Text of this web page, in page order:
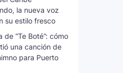
la nueva voz
su estilo fresco
de “Te Boté”: cómo
una canción de
para Puerto